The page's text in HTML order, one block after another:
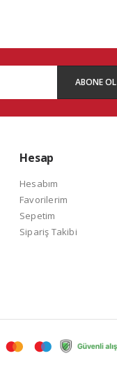
ABONE OL
Hesap
Hesabım
Favorilerim
Sepetim
Sipariş Takibi